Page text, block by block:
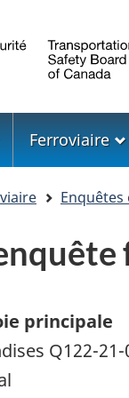
Ferroviaire
principale
Q122-21-